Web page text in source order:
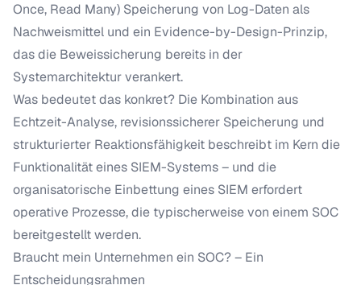
Once, Read Many) Speicherung von Log-Daten als
Nachweismittel und ein Evidence-by-Design-Prinzip,
das die Beweissicherung bereits in der
Systemarchitektur verankert.
Was bedeutet das konkret? Die Kombination aus
Echtzeit-Analyse, revisionssicherer Speicherung und
strukturierter Reaktionsfähigkeit beschreibt im Kern die
Funktionalität eines SIEM-Systems– und die
organisatorische Einbettung eines SIEM erfordert
operative Prozesse, die typischerweise von einem SOC
bereitgestellt werden.
Braucht mein Unternehmen ein SOC? – Ein
Entscheidungsrahmen